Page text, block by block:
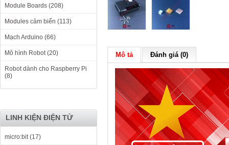
Module Boards (208)
Modules cảm biến (113)
Mạch Arduino (66)
Mô hình Robot (20)
Robot dành cho Raspberry Pi
(8)
LINH KIỆN ĐIỆN TỬ
micro:bit (17)
Mô tả Đánh giá (0)